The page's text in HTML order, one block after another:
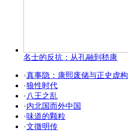
名士的反抗：从孔融到嵇康
•真事隐：康熙废储与正史虚构
•狼性时代
•八王之乱
•内北国而外中国
•味道的颗粒
•文徵明传